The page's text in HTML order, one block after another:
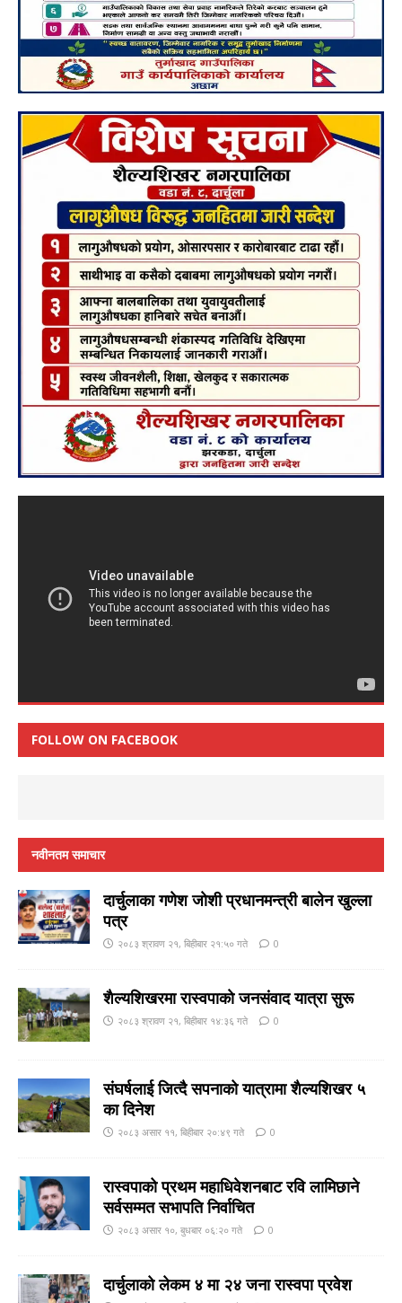
FOLLOW ON FACEBOOK
नवीनतम समाचार
दार्चुलाका गणेश जाेशी प्रधानमन्त्री बालेन खुल्ला
पत्र
२०८३ श्रावण २१, बिहीबार २१:५० गते 0
शैल्यशिखरमा रास्वपाकाे जनसंवाद यात्रा सुरू
२०८३ श्रावण २१, बिहीबार १४:३६ गते 0
संघर्षलाई जित्दै सपनाको यात्रामा शैल्यशिखर ५
का दिनेश
२०८३ असार ११, बिहीबार २०:४९ गते 0
रास्वपाको प्रथम महाधिवेशनबाट रवि लामिछाने
सर्वसम्मत सभापति निर्वाचित
२०८३ असार १०, बुधबार ०६:२० गते 0
दार्चुलाको लेकम ४ मा २४ जना रास्वपा प्रवेश